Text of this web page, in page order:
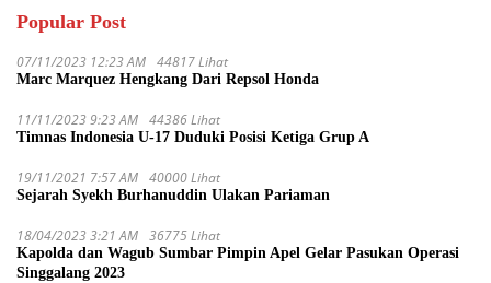
Popular Post
07/11/2023 12:23 AM 44817 Lihat
Marc Marquez Hengkang Dari Repsol Honda
11/11/2023 9:23 AM 44386 Lihat
Timnas Indonesia U-17 Duduki Posisi Ketiga Grup A
19/11/2021 7:57 AM 40000 Lihat
Sejarah Syekh Burhanuddin Ulakan Pariaman
18/04/2023 3:21 AM 36775 Lihat
Kapolda dan Wagub Sumbar Pimpin Apel Gelar Pasukan Operasi
Singgalang 2023